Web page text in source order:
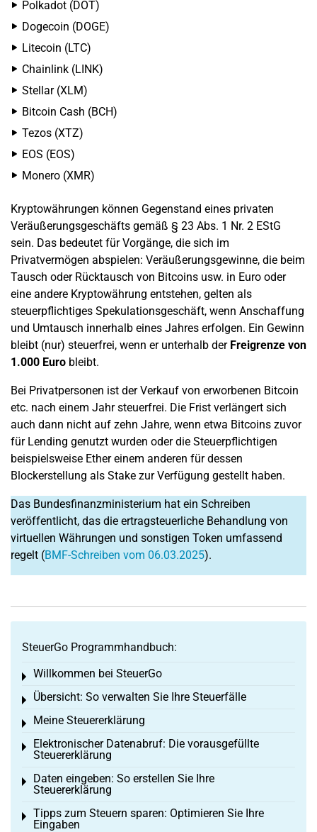
Polkadot (DOT)
Dogecoin (DOGE)
Litecoin (LTC)
Chainlink (LINK)
Stellar (XLM)
Bitcoin Cash (BCH)
Tezos (XTZ)
EOS (EOS)
Monero (XMR)
Kryptowährungen können Gegenstand eines privaten
Veräußerungsgeschäfts gemäß § 23 Abs. 1 Nr. 2 EStG
sein. Das bedeutet für Vorgänge, die sich im
Privatvermögen abspielen: Veräußerungsgewinne, die beim
Tausch oder Rücktausch von Bitcoins usw. in Euro oder
eine andere Kryptowährung entstehen, gelten als
steuerpflichtiges Spekulationsgeschäft, wenn Anschaffung
und Umtausch innerhalb eines Jahres erfolgen. Ein Gewinn
bleibt (nur) steuerfrei, wenn er unterhalb der Freigrenze von
1.000 Euro bleibt.
Bei Privatpersonen ist der Verkauf von erworbenen Bitcoin
etc. nach einem Jahr steuerfrei. Die Frist verlängert sich
auch dann nicht auf zehn Jahre, wenn etwa Bitcoins zuvor
für Lending genutzt wurden oder die Steuerpflichtigen
beispielsweise Ether einem anderen für dessen
Blockerstellung als Stake zur Verfügung gestellt haben.
Das Bundesfinanzministerium hat ein Schreiben
veröffentlicht, das die ertragsteuerliche Behandlung von
virtuellen Währungen und sonstigen Token umfassend
regelt (BMF-Schreiben vom 06.03.2025).
SteuerGo Programmhandbuch:
Willkommen bei SteuerGo
Toggle menu
Übersicht: So verwalten Sie Ihre Steuerfälle
Toggle menu
Meine Steuererklärung
Toggle menu
Elektronischer Datenabruf: Die vorausgefüllte
Steuererklärung
Toggle menu
Daten eingeben: So erstellen Sie Ihre
Steuererklärung
Toggle menu
Tipps zum Steuern sparen: Optimieren Sie Ihre
Eingaben
Toggle menu